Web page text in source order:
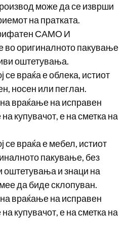
може да се изврши
на пратката.
САМО И
оригиналното пакување
оштетувања.
се враќа е облека, истиот
носен или пеглан.
враќање на исправен
купувачот, е на сметка на
се враќа е мебел, истиот
пакување, без
оштетувања и знаци на
да биде склопуван.
враќање на исправен
купувачот, е на сметка на